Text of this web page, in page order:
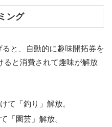
ング
と、自動的に趣味開拓券を
ると消費されて趣味が解放
て「釣り」解放。​
「園芸」解放。